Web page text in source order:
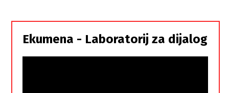
Srbi,
istorodna
braća
Ekumena - Laboratorij za dijalog